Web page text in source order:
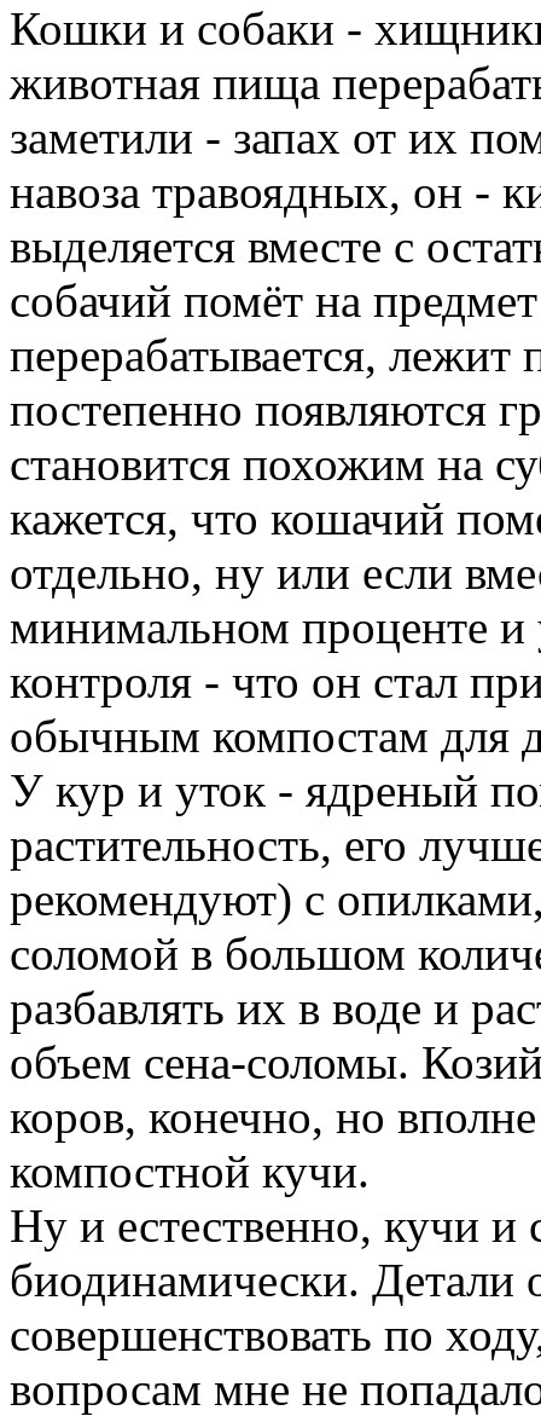
Кошки и собаки -
животная пища
заметили - запах от их
навоза травоядных, он -
выделяется вместе с
собачий помёт на
перерабатывается,
постепенно появляются
становится похожим на
кажется, что кошачий
отдельно, ну или если
минимальном проценте и
контроля - что он стал
обычным компостам для
У кур и уток - ядреный
растительность, его
рекомендуют) с
соломой в большом
разбавлять их в воде и
объем сена-соломы.
коров, конечно, но
компостной кучи.
Ну и естественно, кучи и
биодинамически. Детали
совершенствовать по
вопросам мне не